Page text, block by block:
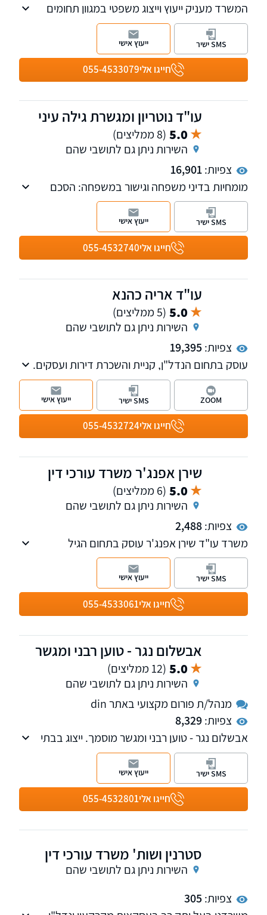
המשרד מעניק ייעוץ וייצוג משפטי במגוון תחומים
ובהם דיני משפחה, ירושה, צוואות, ייפוי כוח
מתמשך, מקרקעין ונדל"ן ועוד
חייגו אלי055-4533079
SMS ישיר ייעוץ אישי
עו"ד נוטריון ומגשרת גילה עיני
5.0 (8 ממליצים)
השירות ניתן גם לתושבי שהם
צפיות:16,901
מומחיות בדיני משפחה וגישור במשפחה: הסכם
גירושין, הסכם ממון, מזונות, משמורת, רכוש, ידועים
בציבור, צוואות, ירושות, אפוטרופסות, ייפוי כח
מתמשך, גישור
חייגו אלי055-4532740
SMS ישיר ייעוץ אישי
עו"ד אריה כהנא
5.0 (5 ממליצים)
השירות ניתן גם לתושבי שהם
צפיות:19,395
עוסק בתחום הנדל"ן, קניית והשכרת דירות ועסקים.
בעל ניסיון של למעלה מ-30 שנה בתחום הדיירות
המוגנת/ דמי מפתח. כמו כן המשרד עוסק בצוואות/
ירושות ובתחום המיסוי.
חייגו אלי055-4532724
ZOOM SMS ישיר ייעוץ אישי
שירן אפנג'ר משרד עורכי דין
5.0 (6 ממליצים)
השירות ניתן גם לתושבי שהם
צפיות:2,488
משרד עו"ד שירן אפנג'ר עוסק בתחום הגיל
השלישי, בתחום הנדל"ן והמקרקעין, צוואות
וירושות, ליטיגציה והסכמים משפחתיים כגון ייפוי כח
מתמשך, מסמך הבעת רצון, גירושין ועוד.
חייגו אלי055-4533061
SMS ישיר ייעוץ אישי
אבשלום נגר - טוען רבני ומגשר
5.0 (12 ממליצים)
השירות ניתן גם לתושבי שהם
מנהל/ת פורום מקצועי באתר din
צפיות:8,329
אבשלום נגר - טוען רבני ומגשר מוסמך. ייצוג בבתי
הדין הרבניים, גישור בענייני משפחה ובנושאים
כללים: עבודה, סכסוכים עסקיים, סכסוכי שכנים
ועוד.
חייגו אלי055-4532801
SMS ישיר ייעוץ אישי
סטרנין ושות' משרד עורכי דין
השירות ניתן גם לתושבי שהם
צפיות:305